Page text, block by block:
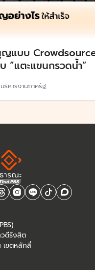
ญแบบ
“แตะแขนกรวดน้ำ”
บริหารงานภาครัฐ
วดีรังสิต
เขตหลักสี่